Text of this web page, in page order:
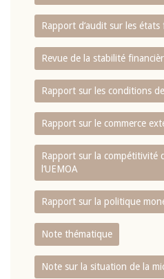
Rapport d‘audit sur les états
Revue de la stabilité
Rapport sur les conditions
Rapport sur le commerce
Rapport sur la compétitivité
l‘UEMOA
Rapport sur la politique
Note thématique
Note sur la situation de la